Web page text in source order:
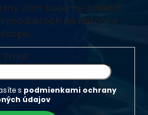
Vám budeme zasielať
produktoch na našom e-
shope.
Email
s podmienkami ochrany
údajov